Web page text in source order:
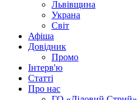
Львівщина
Украна
Світ
Афіша
Довідник
Промо
Інтерв'ю
Статті
Про нас